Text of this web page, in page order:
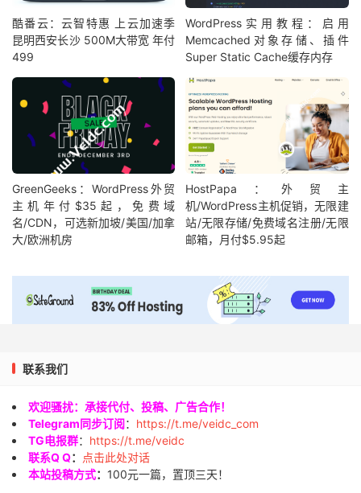
酷番云：云智特惠 上云加速季
昆明西安长沙 500M大带宽 年付
499
WordPress实用教程：启用
Memcached对象存储、插件
Super Static Cache缓存内存
GreenGeeks：WordPress外贸
主机年付$35起，免费域
名/CDN，可选新加坡/美国/加拿
大/欧洲机房
HostPapa：外贸主
机/WordPress主机促销，无限建
站/无限存储/免费域名注册/无限
邮箱，月付$5.95起
联系我们
欢迎骚扰：承接代付、投稿、广告合作！
Telegram同步订阅： https://t.me/veidc_com
TG电报群： https://t.me/veidc
联系Q Q：
点击此处对话
本站投稿方式： 100元一篇，置顶三天！